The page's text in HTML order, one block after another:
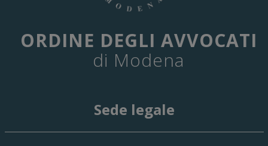
ORDINE DEGLI AVVOCATI
di Modena
Sede legale